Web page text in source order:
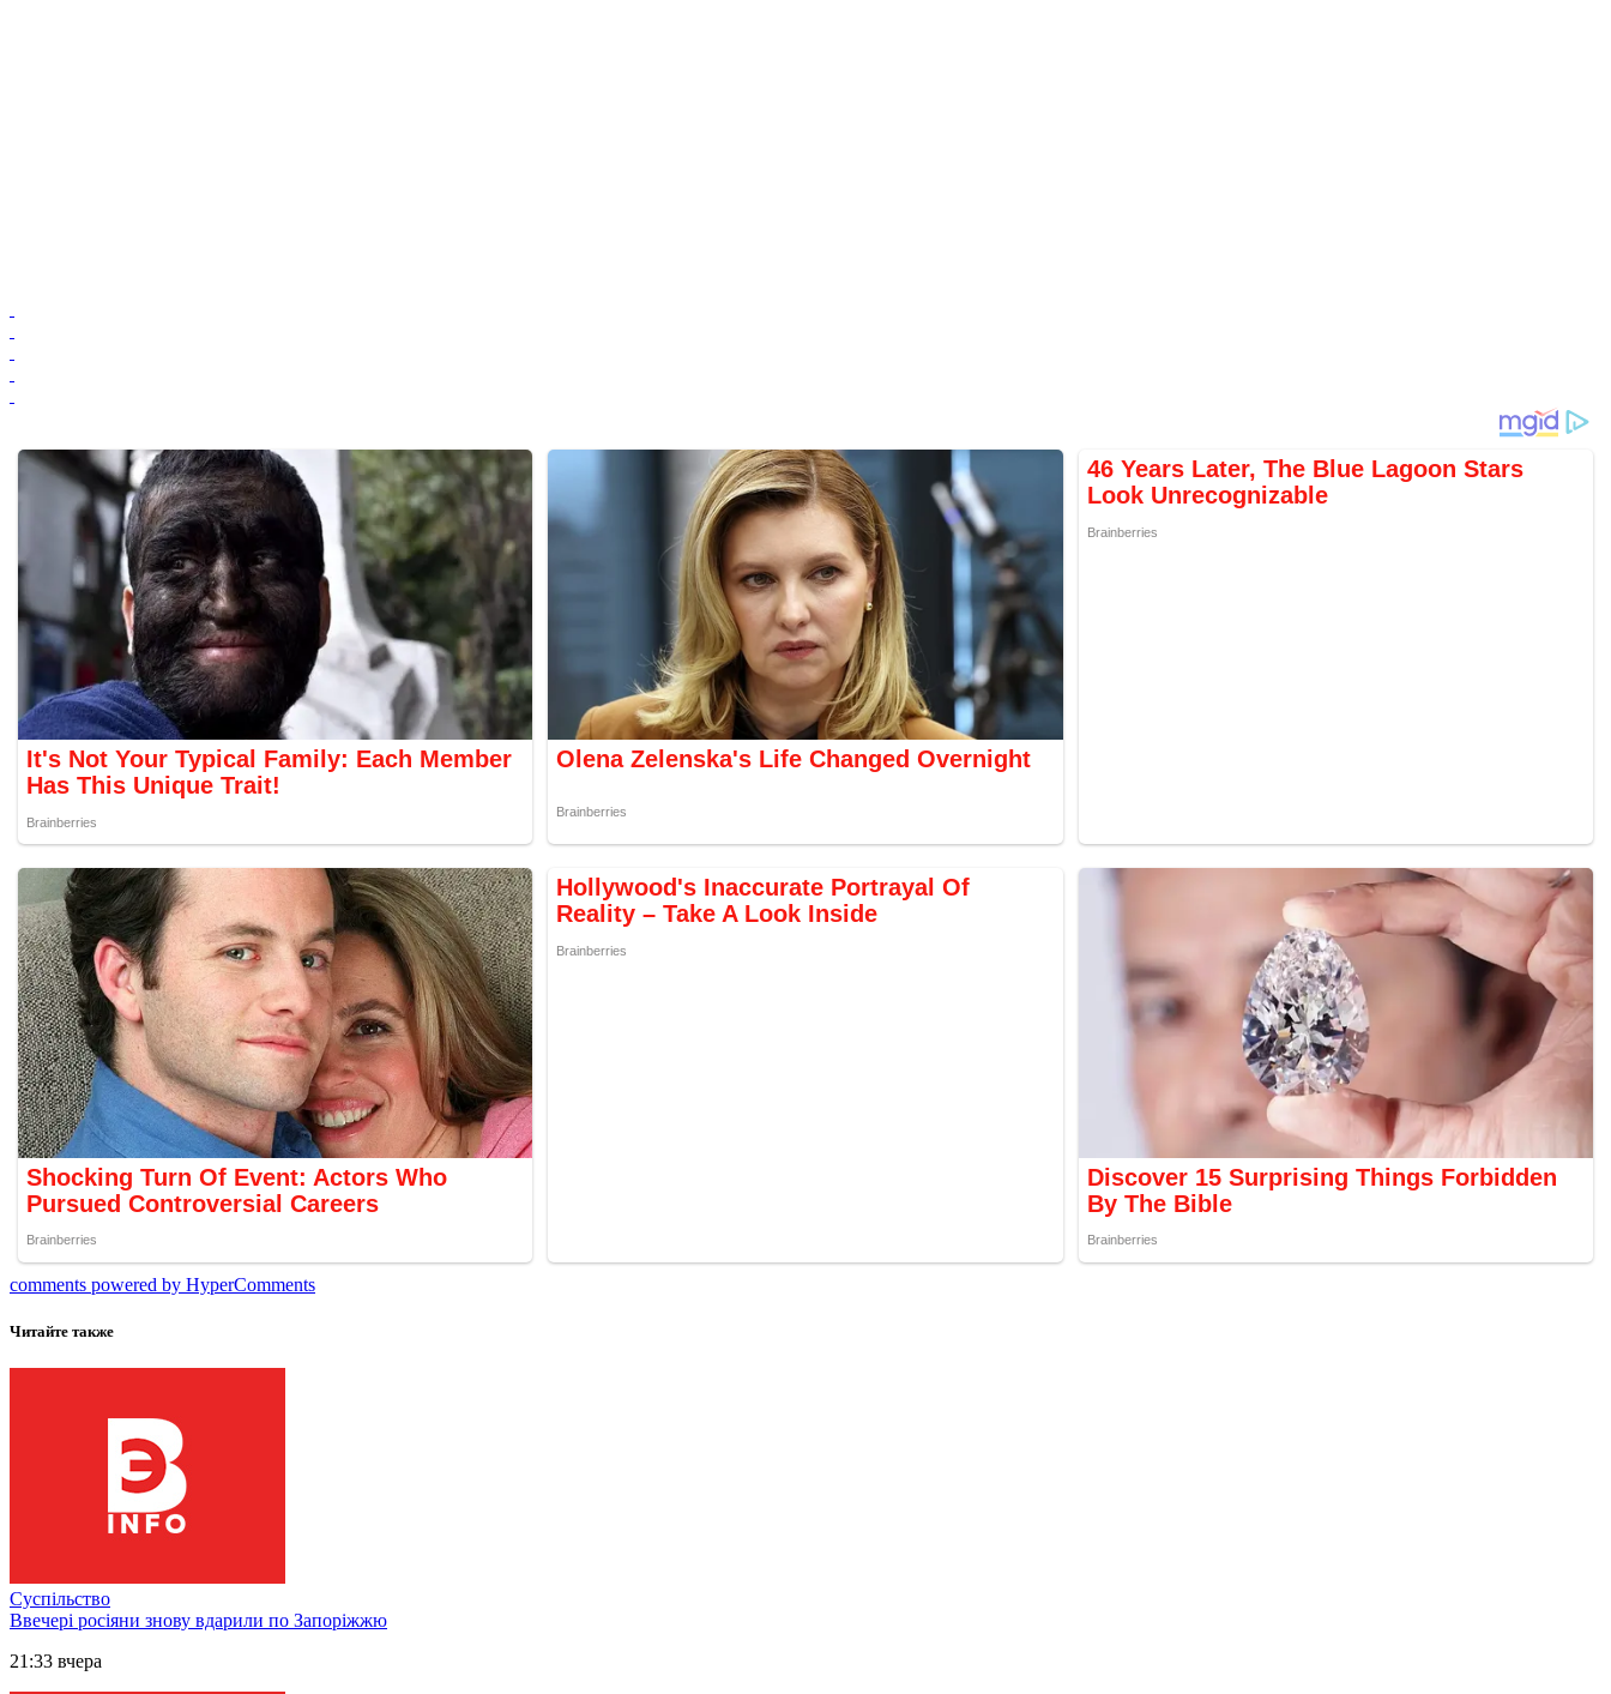
comments powered by HyperComments
Читайте также
Суспільство
Ввечері росіяни знову вдарили по Запоріжжю
21:33 вчера